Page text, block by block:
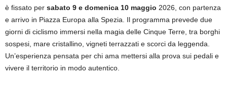
è fissato per sabato 9 e domenica 10 maggio 2026, con partenza
e arrivo in Piazza Europa alla Spezia. Il programma prevede due
giorni di ciclismo immersi nella magia delle Cinque Terre, tra borghi
sospesi, mare cristallino, vigneti terrazzati e scorci da leggenda.
Un’esperienza pensata per chi ama mettersi alla prova sui pedali e
vivere il territorio in modo autentico.